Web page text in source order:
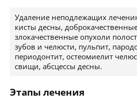
Удаление неподлежащих
кисты десны,
злокачественные опухоли
зубов и челюсти, пульпит,
периодонтит, остеомиелит
свищи, абсцессы десны.
Этапы лечения